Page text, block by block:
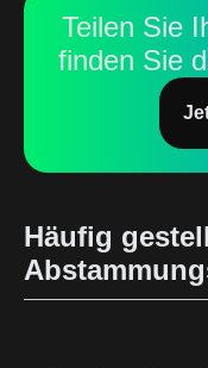
Teilen Sie
finden Sie
Häufig